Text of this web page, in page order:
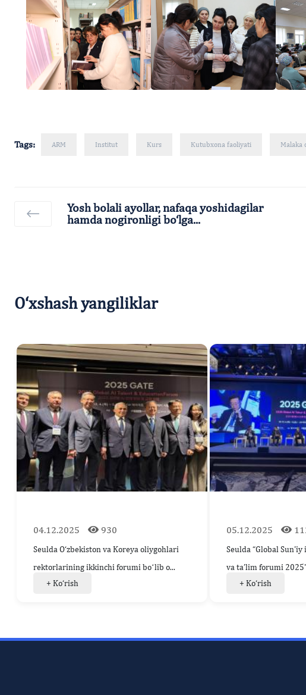
Tags: ARM Institut Kurs Kutubxona faoliyati Malaka
Yosh bolali ayollar, nafaqa yoshidagilar
hamda nogironligi bo‘lga...
O‘xshash yangiliklar
04.12.2025 930
Seulda O‘zbekiston va Koreya oliygohlari
rektorlarining ikkinchi forumi boʻlib o...
+ Ko‘rish
05.12.2025
Seulda “Global
va ta’lim forumi
+ Ko‘rish